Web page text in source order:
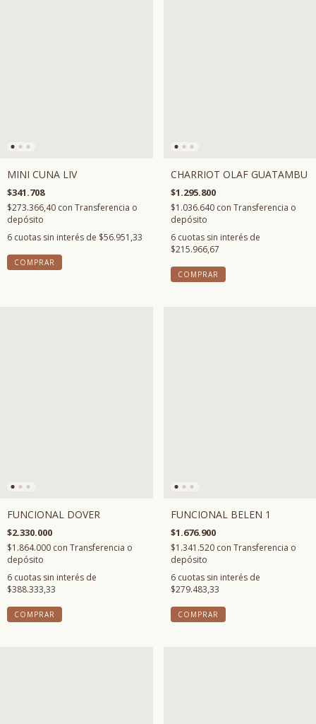
MINI CUNA LIV
$341.708
$273.366,40 con Transferencia o
depósito
6 cuotas sin interés de $56.951,33
COMPRAR
CHARRIOT OLAF GUATAMBU
$1.295.800
$1.036.640 con Transferencia o
depósito
6 cuotas sin interés de
$215.966,67
COMPRAR
FUNCIONAL DOVER
$2.330.000
$1.864.000 con Transferencia o
depósito
6 cuotas sin interés de
$388.333,33
COMPRAR
FUNCIONAL BELEN 1
$1.676.900
$1.341.520 con Transferencia o
depósito
6 cuotas sin interés de
$279.483,33
COMPRAR